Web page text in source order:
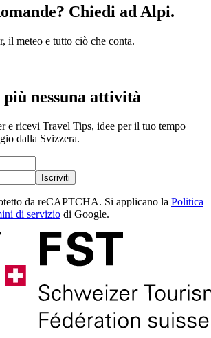
Chiedi ad Alpi.
il meteo e tutto ciò che conta.
nessuna attività
e ricevi Travel Tips, idee per il tuo tempo
dalla Svizzera.
Iscriviti
da reCAPTCHA. Si applicano la Politica
di servizio di Google.